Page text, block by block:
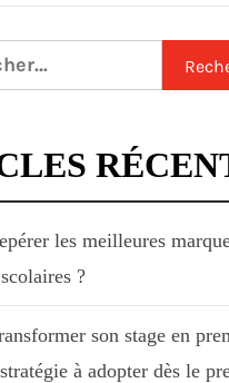
:
les meilleures
?
son stage en
à adopter dès le